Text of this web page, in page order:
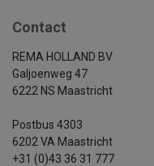
Contact
REMA HOLLAND BV
Galjoenweg 47
6222 NS Maastricht
Postbus 4303
6202 VA Maastricht
+31 (0)43 36 31 777